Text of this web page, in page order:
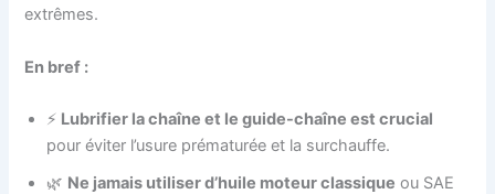
extrêmes.
En bref :
⚡ Lubrifier la chaîne et le guide-chaîne est crucial
pour éviter l’usure prématurée et la surchauffe.
🌿 Ne jamais utiliser d’huile moteur classique ou SAE